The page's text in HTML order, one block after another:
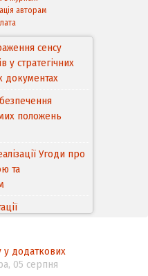
авторам
сенсу
у стратегічних
документах
положень
Угоди про
та
до
аспекти прав
(TRIPS) у
у додаткових
05 серпня